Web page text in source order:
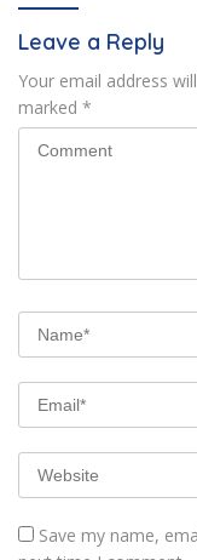
Leave a Reply
Your email address
marked *
Save my name,